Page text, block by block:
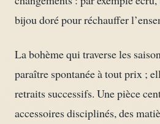
bijou doré pour réchauffer
La bohème qui traverse les
paraître spontanée à tout prix ;
retraits successifs. Une pièce
accessoires disciplinés, des